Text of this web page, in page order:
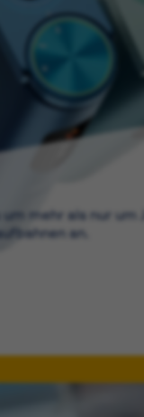
um mehr als nur
an.